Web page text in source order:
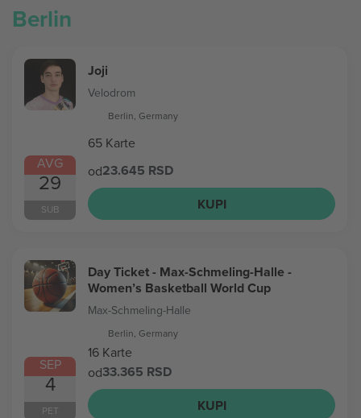
Berlin
AVG
29
SUB
Joji
Velodrom
Berlin, Germany
65 Karte
od23.645 RSD
KUPI
SEP
4
PET
Day Ticket - Max-Schmeling-Halle -
Women’s Basketball World Cup
Max-Schmeling-Halle
Berlin, Germany
16 Karte
od33.365 RSD
KUPI